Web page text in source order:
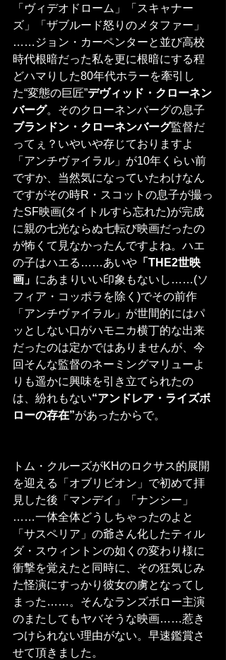
「ヴィデオドローム」「スキャナー
ズ」「ザブルード怒りのメタファー」
……ジョン・カーペンターと並び高校
時代根暗だった私を更に根暗にする程
どハマりした80年代ホラーを牽引し
た“変態の巨匠”デヴィッド・クローネン
バーグ。そのクローネンバーグの息子
ブランドン・クローネンバーグ監督だ
ってぇ？いやいや存じておりますよ
「アンチヴァイラル」が10年くらい前
ですか、当然気になっていたわけなん
ですがその時R・スコットの息子が撮っ
たSF映画(タイトルすら忘れた)が完成
に親の七光ならぬ七転び映画だったの
が怖くて見なかったんですよね。ハエ
の子はハエる……あいや 「THE2世映
画」 にあまりいい印象もないし……(ソ
フィア・コッポラを除く)でその前作
「アンチヴァイラル」が世間的にはパ
ッとしない口がハモニカ横丁的な出来
だったのは定かではありませんが、今
回そんな監督のネーミングマリューよ
りも遥かに興味を引き立てられたの
は、紛れもない“アンドレア・ライズボ
ローの存在”があったからで。
トム・クルーズがKHのロクサス的展開
を迎える「オブリビオン」で初めて拝
見した後「マンデイ」「ナンシー」
……一体全体どうしちゃったのよと
「サスペリア」の爺さん化したティル
ダ・スウィントンの如くの変わり様に
衝撃を覚えたと同時に、その狂気じみ
た怪演にすっかり彼女の虜となってし
まった……。そんなランズボロー主演
のまたしてもヤバそうな映画……惹き
つけられない理由がない。早速鑑賞さ
せて頂きました。